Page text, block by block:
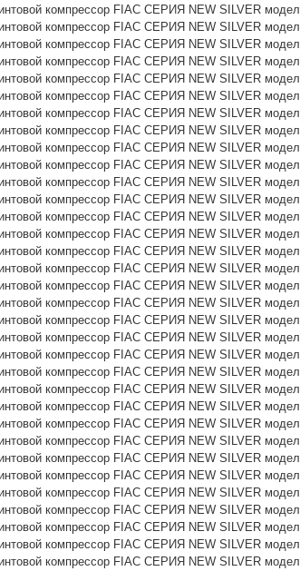
компрессор FIAC СЕРИЯ NEW SILVER
компрессор FIAC СЕРИЯ NEW SILVER
компрессор FIAC СЕРИЯ NEW SILVER
компрессор FIAC СЕРИЯ NEW SILVER
компрессор FIAC СЕРИЯ NEW SILVER
компрессор FIAC СЕРИЯ NEW SILVER
компрессор FIAC СЕРИЯ NEW SILVER
компрессор FIAC СЕРИЯ NEW SILVER
компрессор FIAC СЕРИЯ NEW SILVER
компрессор FIAC СЕРИЯ NEW SILVER
компрессор FIAC СЕРИЯ NEW SILVER
компрессор FIAC СЕРИЯ NEW SILVER
компрессор FIAC СЕРИЯ NEW SILVER
компрессор FIAC СЕРИЯ NEW SILVER
компрессор FIAC СЕРИЯ NEW SILVER
компрессор FIAC СЕРИЯ NEW SILVER
компрессор FIAC СЕРИЯ NEW SILVER
компрессор FIAC СЕРИЯ NEW SILVER
компрессор FIAC СЕРИЯ NEW SILVER
компрессор FIAC СЕРИЯ NEW SILVER
компрессор FIAC СЕРИЯ NEW SILVER
компрессор FIAC СЕРИЯ NEW SILVER
компрессор FIAC СЕРИЯ NEW SILVER
компрессор FIAC СЕРИЯ NEW SILVER
компрессор FIAC СЕРИЯ NEW SILVER
компрессор FIAC СЕРИЯ NEW SILVER
компрессор FIAC СЕРИЯ NEW SILVER
компрессор FIAC СЕРИЯ NEW SILVER
компрессор FIAC СЕРИЯ NEW SILVER
компрессор FIAC СЕРИЯ NEW SILVER
компрессор FIAC СЕРИЯ NEW SILVER
компрессор FIAC СЕРИЯ NEW SILVER
компрессор FIAC СЕРИЯ NEW SILVER